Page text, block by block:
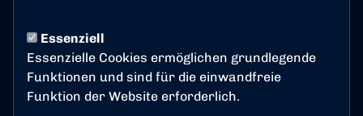
Essenziell
Essenzielle Cookies ermöglichen grundlegende
Funktionen und sind für die einwandfreie
Funktion der Website erforderlich.
1. MANNSCHAFT
Pommer geht in seine
sechste Spielzeit beim BSC